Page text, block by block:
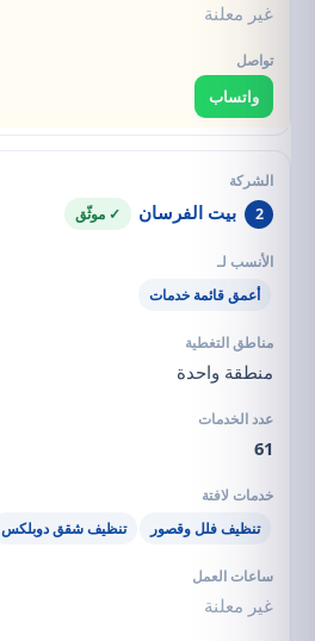
غير معلنة
واتساب
2 بيت الفرسان ✓ موثّق
أعمق قائمة خدمات
منطقة واحدة
61
تنظيف فلل وقصور تنظيف شقق دوبلكس
غير معلنة